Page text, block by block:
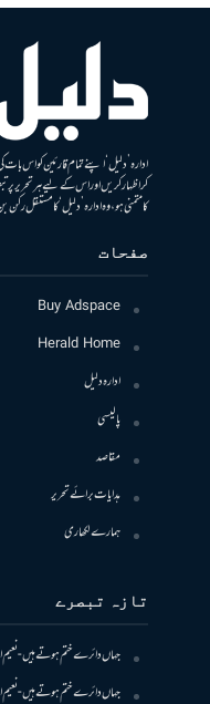
ادارہ ’دلیل‘ اپنے تمام قارئین کو اس
کر اظہار کریں اور اس کے لیے ہر تحریر
کا متمنی ہو، وہ ادارہ ’دلیل‘ کا مستقل
صفحات
Buy Adspace
Herald Home
ادارہ دلیل
پالیسی
مقاصد
ہدایات برائے تحریر
ہمارے لکھاری
تازہ تبصرے
جہاں دائرے ختم ہوتے ہیں- نعیم
جہاں دائرے ختم ہوتے ہیں- نعیم